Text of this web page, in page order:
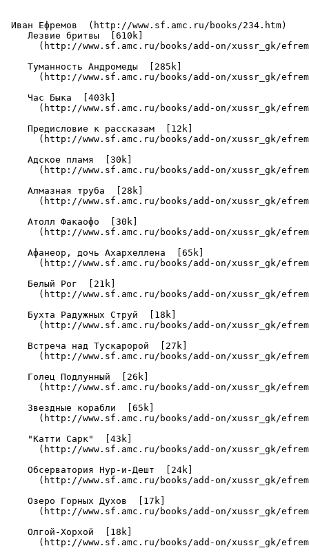
Иван Ефремов  (http://www.sf.amc.ru/books/234.htm)
    Лезвие бритвы  [610k]
(http://www.sf.amc.ru/books/add-on/xussr_gk/
    Туманность Андромеды  [285k]
(http://www.sf.amc.ru/books/add-on/xussr_gk/
    Час Быка  [403k]
(http://www.sf.amc.ru/books/add-on/xussr_gk/
    Предисловие к рассказам  [12k]
(http://www.sf.amc.ru/books/add-on/xussr_gk/
    Адское пламя  [30k]
(http://www.sf.amc.ru/books/add-on/xussr_gk/
    Алмазная труба  [28k]
(http://www.sf.amc.ru/books/add-on/xussr_gk/
    Атолл Факаофо  [30k]
(http://www.sf.amc.ru/books/add-on/xussr_gk/
    Афанеор, дочь Ахархеллена  [65k]
(http://www.sf.amc.ru/books/add-on/xussr_gk/
    Белый Рог  [21k]
(http://www.sf.amc.ru/books/add-on/xussr_gk/
    Бухта Радужных Струй  [18k]
(http://www.sf.amc.ru/books/add-on/xussr_gk/
    Встреча над Тускаророй  [27k]
(http://www.sf.amc.ru/books/add-on/xussr_gk/
    Голец Подлунный  [26k]
(http://www.sf.amc.ru/books/add-on/xussr_gk/
    Звездные корабли  [65k]
(http://www.sf.amc.ru/books/add-on/xussr_gk/
    "Катти Сарк"  [43k]
(http://www.sf.amc.ru/books/add-on/xussr_gk/
    Обсерватория Hур-и-Дешт  [24k]
(http://www.sf.amc.ru/books/add-on/xussr_gk/
    Озеро Горных Духов  [17k]
(http://www.sf.amc.ru/books/add-on/xussr_gk/
    Олгой-Хорхой  [18k]
(http://www.sf.amc.ru/books/add-on/xussr_gk/